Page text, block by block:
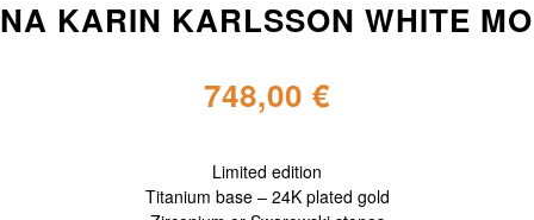
KARIN KARLSSON WHITE
748,00 €
Limited edition
Titanium base – 24K plated gold